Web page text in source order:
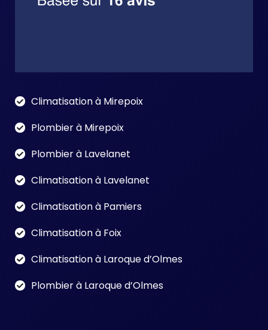
Climatisation à Mirepoix
Plombier à Mirepoix
Plombier à Lavelanet
Climatisation à Lavelanet
Climatisation à Pamiers
Climatisation à Foix
Climatisation à Laroque d’Olmes
Plombier à Laroque d’Olmes